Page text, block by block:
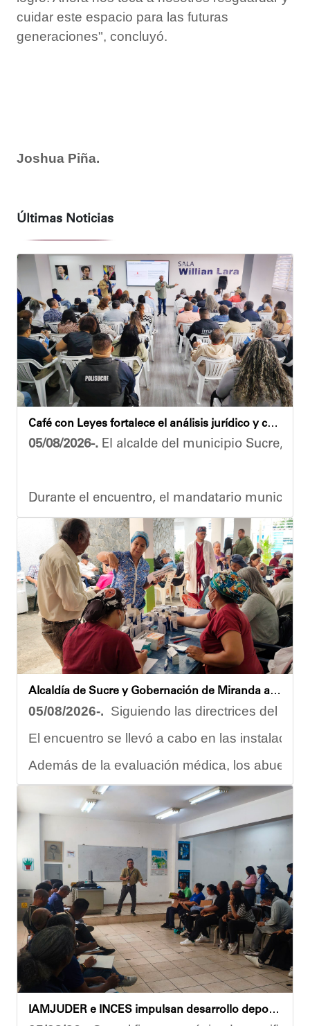
cuidar este espacio para las futuras
generaciones", concluyó.
Joshua Piña.
Últimas Noticias
Café con Leyes fortalece el análisis jurídico y constitucional en el municipio Sucre
05/08/2026-. El alcalde del municipio Sucre,
Durante el encuentro, el mandatario
Vladimir Blanco, abogado y participante
El programa "Café con Leyes" se consolida
Oskarina Rosso. Alcaldía de Sucre y Gobernación de Miranda atendieron a más de 100 adultos mayores en Petare
05/08/2026-. Siguiendo las directrices del
El encuentro se llevó a cabo en las
Además de la evaluación médica, los abuelos
Carmen Herrera, integrante activa de esta
“Tengo una excelente atención por parte del
Gracias al trabajo articulado de un equipo
Anyelimar Sierra.
IAMJUDER e INCES impulsan desarrollo deportivo con nuevos talleres de formación para promotores